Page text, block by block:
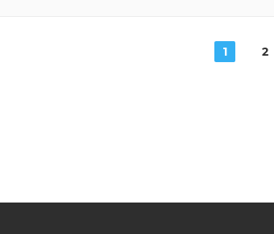
1 2